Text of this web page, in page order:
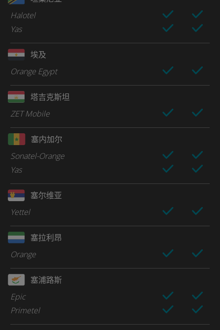
Halotel
Yas
埃及
Orange Egypt
塔吉克斯坦
ZET Mobile
塞内加尔
Sonatel-Orange
Yas
塞尔维亚
Yettel
塞拉利昂
Orange
塞浦路斯
Epic
Primetel